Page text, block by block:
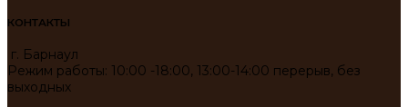
КОНТАКТЫ
г. Барнаул
Режим работы: 10:00 -18:00, 13:00-14:00 перерыв, без
выходных